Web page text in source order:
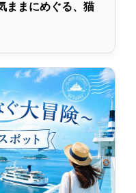
ままにめぐる、猫